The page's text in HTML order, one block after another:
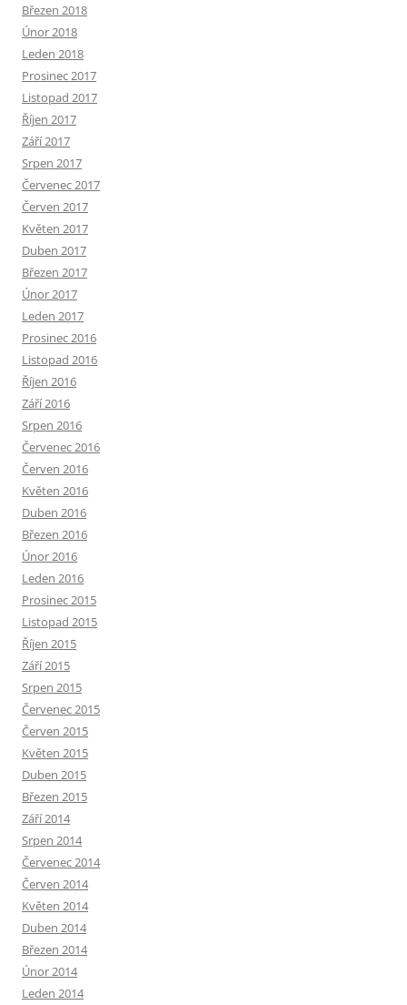
Březen 2018
Únor 2018
Leden 2018
Prosinec 2017
Listopad 2017
Říjen 2017
Září 2017
Srpen 2017
Červenec 2017
Červen 2017
Květen 2017
Duben 2017
Březen 2017
Únor 2017
Leden 2017
Prosinec 2016
Listopad 2016
Říjen 2016
Září 2016
Srpen 2016
Červenec 2016
Červen 2016
Květen 2016
Duben 2016
Březen 2016
Únor 2016
Leden 2016
Prosinec 2015
Listopad 2015
Říjen 2015
Září 2015
Srpen 2015
Červenec 2015
Červen 2015
Květen 2015
Duben 2015
Březen 2015
Září 2014
Srpen 2014
Červenec 2014
Červen 2014
Květen 2014
Duben 2014
Březen 2014
Únor 2014
Leden 2014